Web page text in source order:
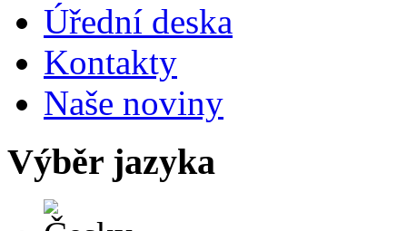
Úřední deska
Kontakty
Naše noviny
Výběr jazyka